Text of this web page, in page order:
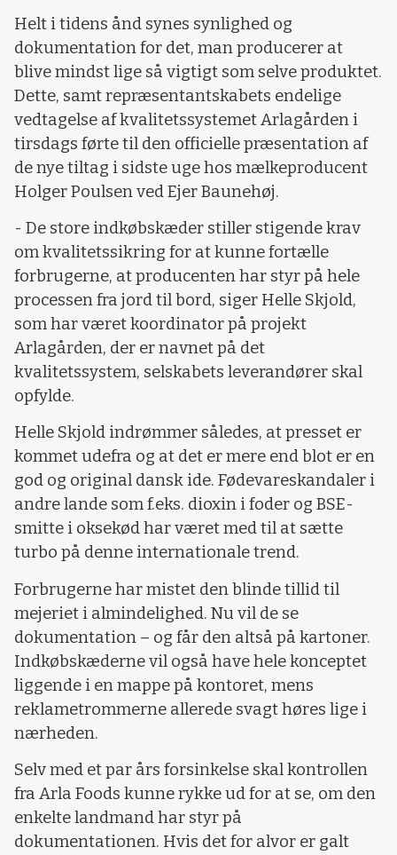
Helt i tidens ånd synes synlighed og
dokumentation for det, man producerer at
blive mindst lige så vigtigt som selve produktet.
Dette, samt repræsentantskabets endelige
vedtagelse af kvalitetssystemet Arlagården i
tirsdags førte til den officielle præsentation af
de nye tiltag i sidste uge hos mælkeproducent
Holger Poulsen ved Ejer Baunehøj.
- De store indkøbskæder stiller stigende krav
om kvalitetssikring for at kunne fortælle
forbrugerne, at producenten har styr på hele
processen fra jord til bord, siger Helle Skjold,
som har været koordinator på projekt
Arlagården, der er navnet på det
kvalitetssystem, selskabets leverandører skal
opfylde.
Helle Skjold indrømmer således, at presset er
kommet udefra og at det er mere end blot er en
god og original dansk ide. Fødevareskandaler i
andre lande som f.eks. dioxin i foder og BSE-
smitte i oksekød har været med til at sætte
turbo på denne internationale trend.
Forbrugerne har mistet den blinde tillid til
mejeriet i almindelighed. Nu vil de se
dokumentation – og får den altså på kartoner.
Indkøbskæderne vil også have hele konceptet
liggende i en mappe på kontoret, mens
reklametrommerne allerede svagt høres lige i
nærheden.
Selv med et par års forsinkelse skal kontrollen
fra Arla Foods kunne rykke ud for at se, om den
enkelte landmand har styr på
dokumentationen. Hvis det for alvor er galt